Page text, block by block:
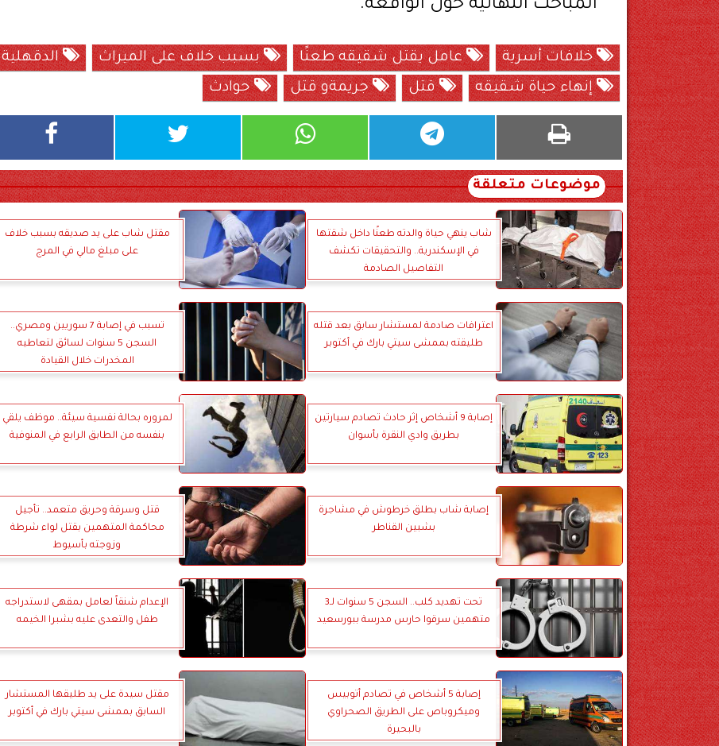
المباحث النهائية حول الواقعة.
خلافات أسرية عامل يقتل شقيقه طعنًا بسبب خلاف على الميراث
الدقهلية
إنهاء حياة شقيقه
قتل جريمةو قتل حوادث
موضوعات متعلقة
شاب ينهي حياة والدته طعنًا داخل شقتها
في الإسكندرية.. والتحقيقات تكشف
التفاصيل الصادمة
مقتل شاب على يد صديقه بسبب خلاف
على مبلغ مالي في المرج
اعترافات صادمة لمستشار سابق بعد قتله
طليقته بممشى سيتي بارك في أكتوبر
تسبب في إصابة 7 سوريين ومصري..
السجن 5 سنوات لسائق لتعاطيه
المخدرات خلال القيادة
إصابة 9 أشخاص إثر حادث تصادم سيارتين
بطريق وادي النقرة بأسوان
لمروره بحالة نفسية سيئة.. موظف يلقي
بنفسه من الطابق الرابع في المنوفية
إصابة شاب بطلق خرطوش في مشاجرة
بشبين القناطر
قتل وسرقة وحريق متعمد.. تأجيل
محاكمة المتهمين بقتل لواء شرطة
وزوجته بأسيوط
تحت تهديد كلب.. السجن 5 سنوات لـ3
متهمين سرقوا حارس مدرسة ببورسعيد
الإعدام شنقاً لعامل بمقهى لاستدراجه
طفل والتعدى عليه بشبرا الخيمه
إصابة 5 أشخاص في تصادم أتوبيس
وميكروباص على الطريق الصحراوي
بالبحيرة
مقتل سيدة على يد طليقها المستشار
السابق بممشى سيتي بارك في أكتوبر